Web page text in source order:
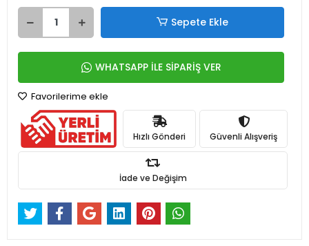
Sepete Ekle
WHATSAPP İLE SİPARİŞ VER
Favorilerime ekle
Hızlı Gönderi Güvenli Alışveriş
İade ve Değişim